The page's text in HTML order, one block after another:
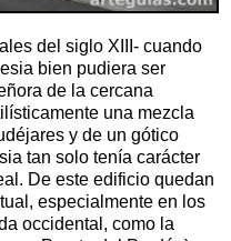
del siglo XIII- cuando
bien pudiera ser
de la cercana
una mezcla
y de un gótico
tan solo tenía carácter
De este edificio quedan
especialmente en los
occidental, como la